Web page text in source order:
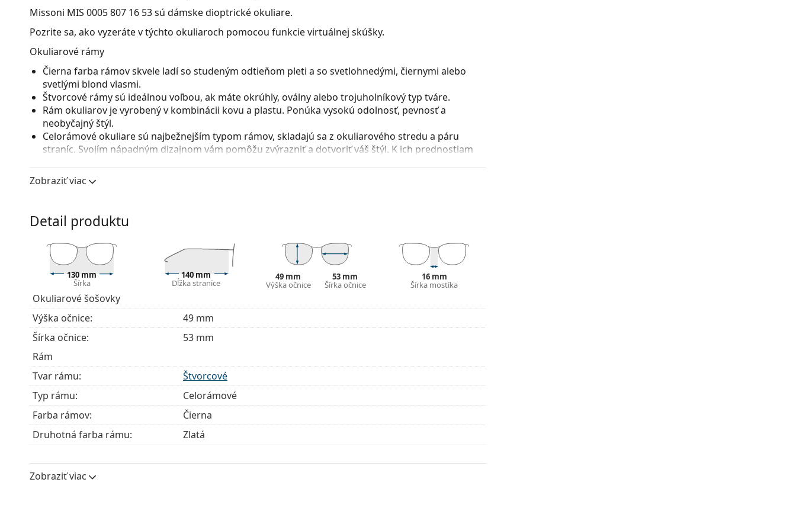
Missoni MIS 0005 807 16 53sú dámske dioptrické okuliare.
Pozrite sa, ako vyzeráte v týchto okuliaroch pomocou funkcie virtuálnej skúšky.
Okuliarové rámy
Čierna farba rámov skvele ladí so studeným odtieňom pleti a so svetlohnedými, čiernymi alebo
svetlými blond vlasmi.
Štvorcové rámy sú ideálnou voľbou, ak máte okrúhly, oválny alebo trojuholníkový typ tváre.
Rám okuliarov je vyrobený v kombinácii kovu a plastu. Ponúka vysokú odolnosť, pevnosť a
neobyčajný štýl.
Celorámové okuliare sú najbežnejším typom rámov, skladajú sa z okuliarového stredu a páru
straníc. Svojím nápadným dizajnom vám pomôžu zvýrazniť a dotvoriť váš štýl. K ich prednostiam
pred poškodením. Tento druh rámu je vhodný pre všetky typy okuliarových šošoviek, vrátane tých
s vyššou optickou mohutnosťou.
Okuliare dodávame s originálnym puzdrom. Farba puzdra a jeho vyhotovenie sa môžu líšiť.
Handrička, ktorá je súčasťou balenia, je ideálna na čistenie a starostlivosť o okuliare. Niektoré
modely môžu namiesto handričky obsahovať textilné vrecko.
Ide o zdravotnícku pomôcku. Pred použitím si prečítajte pokyny.
Zobraziť viac
Detail produktu
130 mm
Šírka
140 mm
Dĺžka stranice
49 mm
Výška očnice
53 mm
Šírka očnice
16 mm
Šírka mostíka
Okuliarové šošovky
Výška očnice:
49 mm
Šírka očnice:
53 mm
Rám
Tvar rámu:
Štvorcové
Typ rámu:
Celorámové
Farba rámov:
Čierna
Druhotná farba rámu:
Zlatá
Veľkosť:
Zobraziť viac